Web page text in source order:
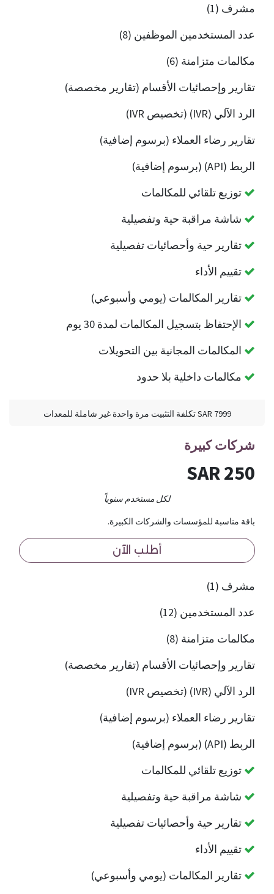
مشرف (1)
عدد المستخدمين الموظفين (8)
مكالمات متزامنة (6)
تقارير وإحصائيات الأقسام (تقارير مخصصة)
الرد الآلي (IVR) (تخصيص IVR)
تقارير رضاء العملاء (برسوم إضافية)
الربط (API) (برسوم إضافية)
توزيع تلقائي للمكالمات
شاشة مراقبة حية وتفصيلية
تقارير حية وأحصائيات تفصيلية
تقييم الأداء
تقارير المكالمات (يومي وأسبوعي)
الإحتفاظ بتسجيل المكالمات لمدة 30 يوم
المكالمات المجانية بين التحويلات
مكالمات داخلية بلا حدود
7999 SAR تكلفة التثبيت مرة واحدة غير شاملة للمعدات
شركات كبيرة
250 SAR
لكل مستخدم سنوياً
باقة مناسبة للمؤسسات والشركات الكبيرة.
أطلب الآن
مشرف (1)
عدد المستخدمين (12)
مكالمات متزامنة (8)
تقارير وإحصائيات الأقسام (تقارير مخصصة)
الرد الآلي (IVR) (تخصيص IVR)
تقارير رضاء العملاء (برسوم إضافية)
الربط (API) (برسوم إضافية)
توزيع تلقائي للمكالمات
شاشة مراقبة حية وتفصيلية
تقارير حية وأحصائيات تفصيلية
تقييم الأداء
تقارير المكالمات (يومي وأسبوعي)